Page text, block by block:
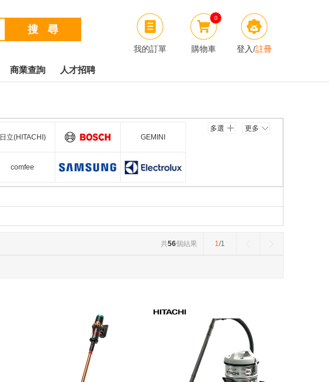
我的訂單
0
購物車 登入/註冊
商業查詢 人才招聘
日立(HITACHI)
BOSCH
GEMINI
comfee
多選 更多
1/1
共56個結果